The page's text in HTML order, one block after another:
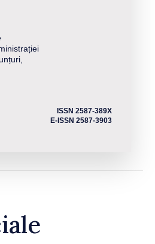
ISSN 2587-389X
E-ISSN 2587-3903